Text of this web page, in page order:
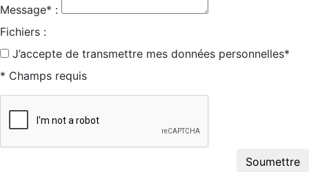
Message* :
Fichiers :
J’accepte de transmettre mes données personnelles*
* Champs requis
Soumettre